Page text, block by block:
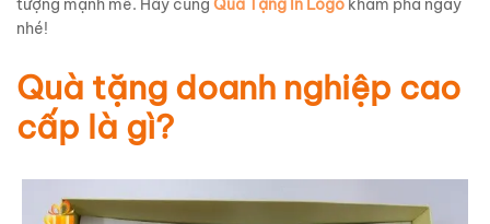
tượng mạnh mẽ. Hãy cùng Quà Tặng In Logo khám phá ngay
nhé!
Quà tặng doanh nghiệp cao
cấp là gì?